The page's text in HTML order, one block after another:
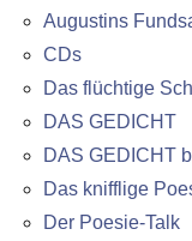
Augustins
CDs
Das flüchtige
DAS GEDICHT
DAS GEDICHT
Das knifflige
Der Poesie-Talk